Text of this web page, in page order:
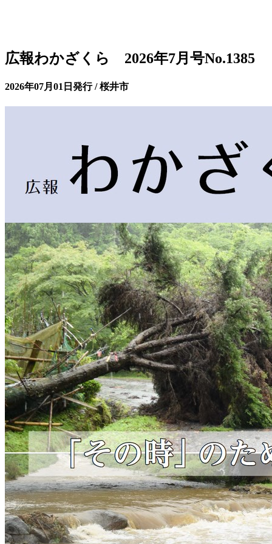
広報わかざくら 2026年7月号No.1385
2026年07月01日発行 / 桜井市